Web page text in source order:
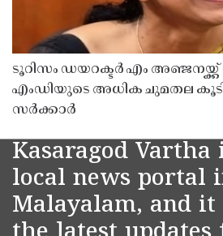
ടൂറിസം ഡയറക്ടർ എം
എംഡിയുടെ അധിക ചുമതല കൂടി;
സർക്കാർ
Kasaragod
local news portal
Malayalam, and